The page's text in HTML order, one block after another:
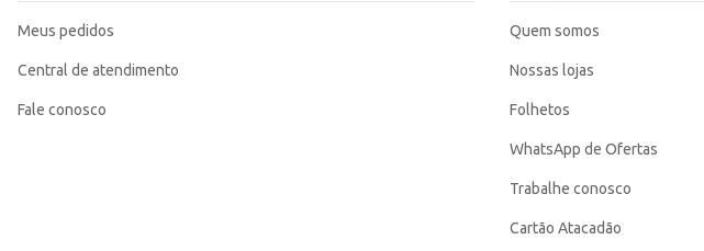
Meus pedidos
Central de atendimento
Fale conosco
Quem somos
Nossas lojas
Folhetos
WhatsApp de Ofertas
Trabalhe conosco
Cartão Atacadão